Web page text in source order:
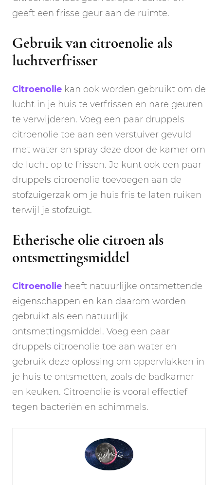
geeft een frisse geur aan de ruimte.
Gebruik van citroenolie als
luchtverfrisser
Citroenolie kan ook worden gebruikt om de
lucht in je huis te verfrissen en nare geuren
te verwijderen. Voeg een paar druppels
citroenolie toe aan een verstuiver gevuld
met water en spray deze door de kamer om
de lucht op te frissen. Je kunt ook een paar
druppels citroenolie toevoegen aan de
stofzuigerzak om je huis fris te laten ruiken
terwijl je stofzuigt.
Etherische olie citroen als
ontsmettingsmiddel
Citroenolie heeft natuurlijke ontsmettende
eigenschappen en kan daarom worden
gebruikt als een natuurlijk
ontsmettingsmiddel. Voeg een paar
druppels citroenolie toe aan water en
gebruik deze oplossing om oppervlakken in
je huis te ontsmetten, zoals de badkamer
en keuken. Citroenolie is vooral effectief
tegen bacteriën en schimmels.